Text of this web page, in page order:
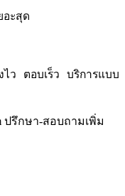
อะสุด
ว ตอบเร็ว บริการแบบ
ปรึกษา-สอบถามเพิ่ม